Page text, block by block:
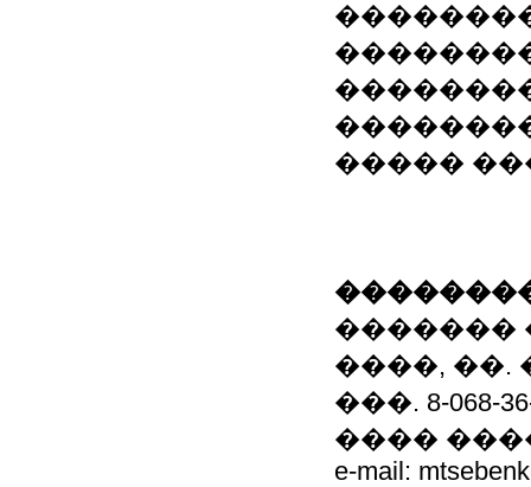
�����
�������
����, ��.
���. 8-068-
����
e-mail: